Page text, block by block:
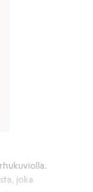
joka